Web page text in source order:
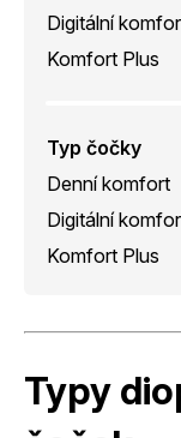
Digitální
Komfort Plus
Typ čočky
Denní komfort
Digitální
Komfort Plus
Typy